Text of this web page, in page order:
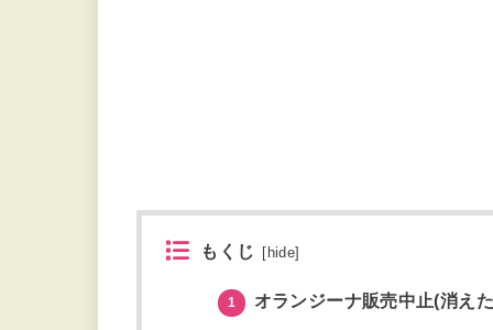
もくじ hide
1 オランジーナ販売中止(消え